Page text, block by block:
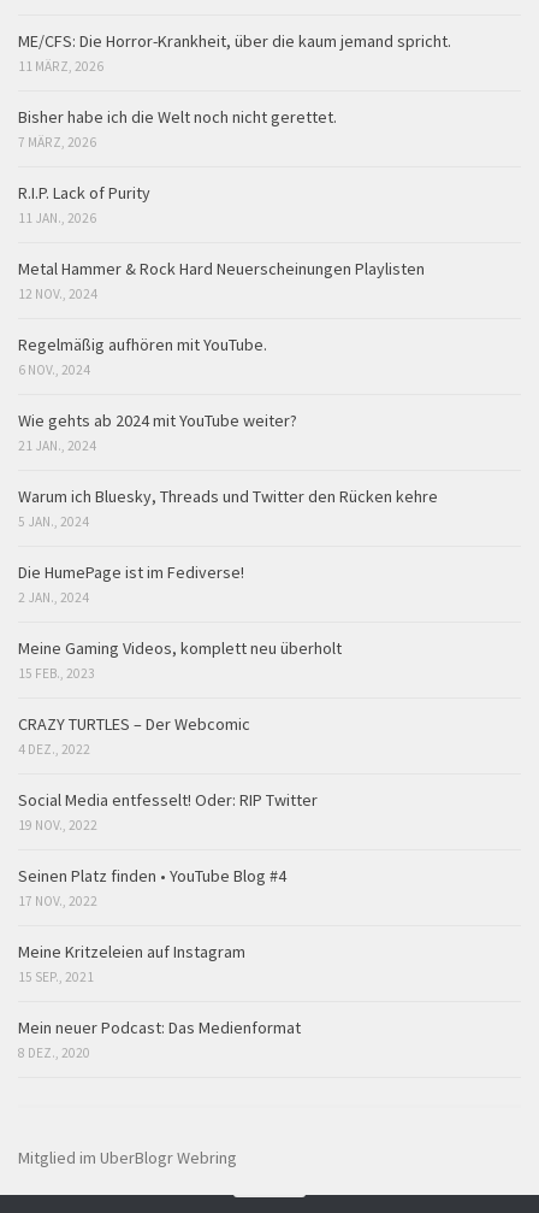
ME/CFS: Die Horror-Krankheit, über die kaum jemand spricht.
11 MÄRZ, 2026
Bisher habe ich die Welt noch nicht gerettet.
7 MÄRZ, 2026
R.I.P. Lack of Purity
11 JAN., 2026
Metal Hammer & Rock Hard Neuerscheinungen Playlisten
12 NOV., 2024
Regelmäßig aufhören mit YouTube.
6 NOV., 2024
Wie gehts ab 2024 mit YouTube weiter?
21 JAN., 2024
Warum ich Bluesky, Threads und Twitter den Rücken kehre
5 JAN., 2024
Die HumePage ist im Fediverse!
2 JAN., 2024
Meine Gaming Videos, komplett neu überholt
15 FEB., 2023
CRAZY TURTLES – Der Webcomic
4 DEZ., 2022
Social Media entfesselt! Oder: RIP Twitter
19 NOV., 2022
Seinen Platz finden • YouTube Blog #4
17 NOV., 2022
Meine Kritzeleien auf Instagram
15 SEP., 2021
Mein neuer Podcast: Das Medienformat
8 DEZ., 2020
Mitglied im UberBlogr Webring